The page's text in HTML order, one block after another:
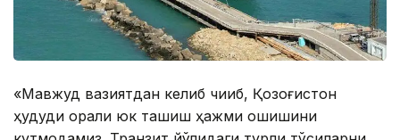
«Мавжуд вазиятдан келиб чиқиб, Қозоғистон
ҳудуди орқали юк ташиш ҳажми ошишини